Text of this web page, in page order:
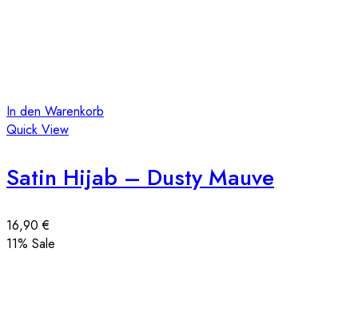
In den Warenkorb
Quick View
Satin Hijab – Dusty Mauve
16,90€
11% Sale